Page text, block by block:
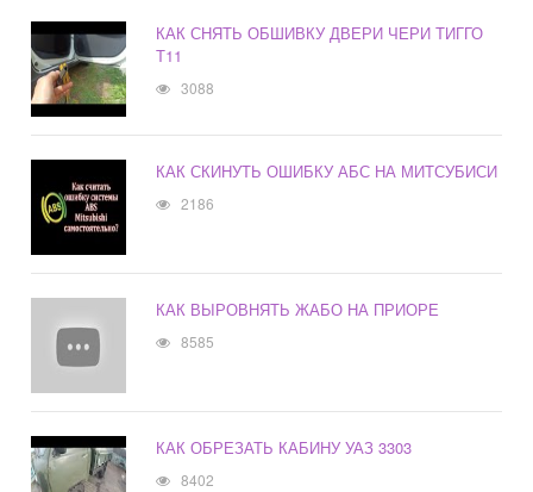
КАК СНЯТЬ ОБШИВКУ ДВЕРИ ЧЕРИ ТИГГО
Т11
3088
КАК СКИНУТЬ ОШИБКУ АБС НА МИТСУБИСИ
2186
КАК ВЫРОВНЯТЬ ЖАБО НА ПРИОРЕ
8585
КАК ОБРЕЗАТЬ КАБИНУ УАЗ 3303
8402